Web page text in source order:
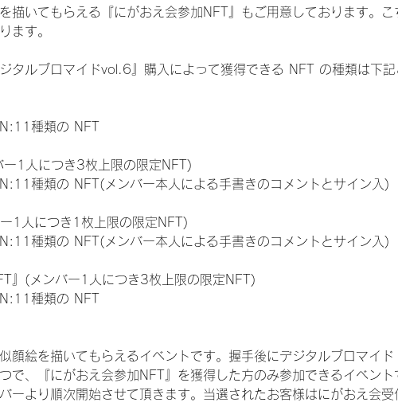
描いてもらえる『にがおえ会参加NFT』もご用意しております。
ます。
タルブロマイドvol.6』購入によって獲得できる NFT の種類は下記
種類の NFT
ー1人につき3枚上限の限定NFT)
種類の NFT(メンバー本人による手書きのコメントとサイン入)
1人につき1枚上限の限定NFT)
種類の NFT(メンバー本人による手書きのコメントとサイン入)
』(メンバー1人につき3枚上限の限定NFT)
種類の NFT
顔絵を描いてもらえるイベントです。握手後にデジタルブロマイ
で、『にがおえ会参加NFT』を獲得した方のみ参加できるイベン
ーより順次開始させて頂きます。当選されたお客様はにがおえ会